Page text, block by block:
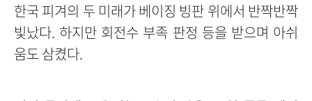
한국 피겨의 두 미래가 베이징 빙판 위에서 반짝반짝
빛났다. 하지만 회전수 부족 판정 등을 받으며 아쉬
움도 삼켰다.